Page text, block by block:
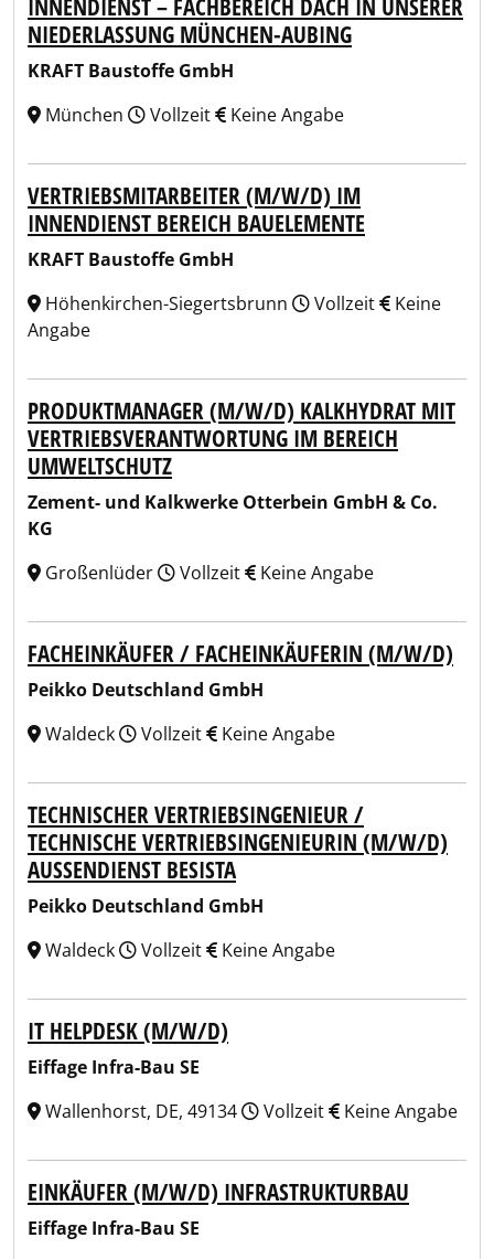
INNENDIENST – FACHBEREICH DACH IN UNSERER
NIEDERLASSUNG MÜNCHEN-AUBING
KRAFT Baustoffe GmbH
München
Vollzeit Keine Angabe
VERTRIEBSMITARBEITER (M/W/D) IM
INNENDIENST BEREICH BAUELEMENTE
KRAFT Baustoffe GmbH
Höhenkirchen-Siegertsbrunn
Vollzeit
Keine
Angabe
PRODUKTMANAGER (M/W/D) KALKHYDRAT MIT
VERTRIEBSVERANTWORTUNG IM BEREICH
UMWELTSCHUTZ
Zement- und Kalkwerke Otterbein GmbH & Co.
KG
Großenlüder
Vollzeit Keine Angabe
FACHEINKÄUFER / FACHEINKÄUFERIN (M/W/D)
Peikko Deutschland GmbH
Waldeck
Vollzeit Keine Angabe
TECHNISCHER VERTRIEBSINGENIEUR /
TECHNISCHE VERTRIEBSINGENIEURIN (M/W/D)
AUSSENDIENST BESISTA
Peikko Deutschland GmbH
Waldeck
Vollzeit Keine Angabe
IT HELPDESK (M/W/D)
Eiffage Infra-Bau SE
Wallenhorst, DE, 49134
Vollzeit Keine Angabe
EINKÄUFER (M/W/D) INFRASTRUKTURBAU
Eiffage Infra-Bau SE